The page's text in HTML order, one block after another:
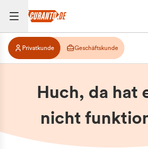
Privatkunde Geschäftskunde
Huch, da hat
nicht